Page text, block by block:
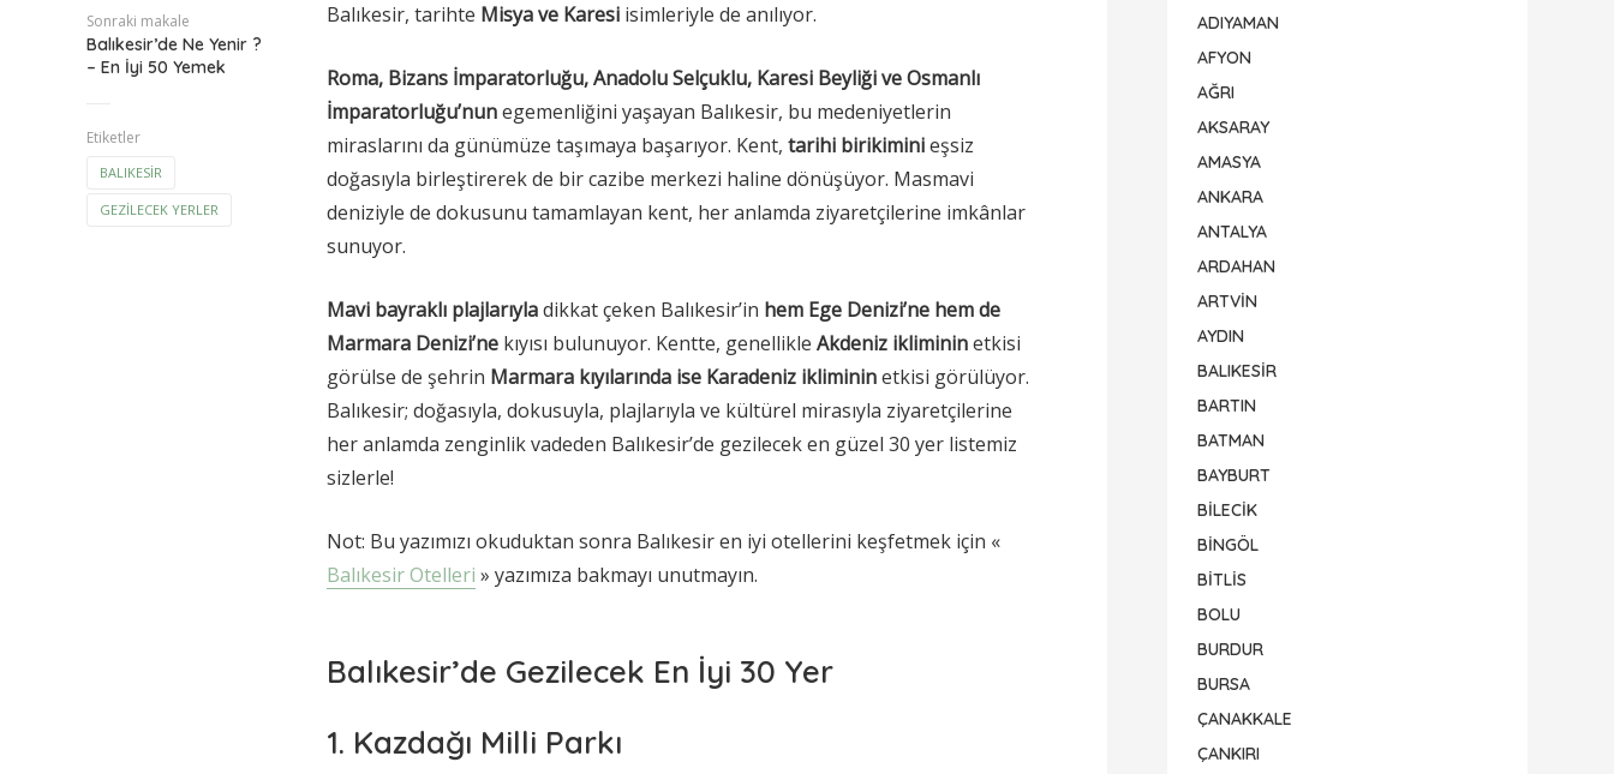
Sonraki makale
Balıkesir’de Ne Yenir ?
– En İyi 50 Yemek
Etiketler
BALIKESIR
GEZILECEK YERLER
Balıkesir, tarihte Misya ve Karesi isimleriyle de anılıyor.
Roma, Bizans İmparatorluğu, Anadolu Selçuklu, Karesi Beyliği ve Osmanlı
İmparatorluğu’nunegemenliğini yaşayan Balıkesir, bu medeniyetlerin
miraslarını da günümüze taşımaya başarıyor. Kent, tarihi birikiminieşsiz
doğasıyla birleştirerek de bir cazibe merkezi haline dönüşüyor. Masmavi
deniziyle de dokusunu tamamlayan kent, her anlamda ziyaretçilerine imkânlar
sunuyor.
Mavi bayraklı plajlarıyladikkat çeken Balıkesir’in hem Ege Denizi’ne hem de
Marmara Denizi’ne kıyısı bulunuyor. Kentte, genellikle Akdeniz iklimininetkisi
görülse de şehrin Marmara kıyılarında ise Karadeniz iklimininetkisi görülüyor.
Balıkesir; doğasıyla, dokusuyla, plajlarıyla ve kültürel mirasıyla ziyaretçilerine
her anlamda zenginlik vadeden Balıkesir’de gezilecek en güzel 30 yer listemiz
sizlerle!
Not: Bu yazımızı okuduktan sonra Balıkesir en iyi otellerini keşfetmek için «
Balıkesir Otelleri » yazımıza bakmayı unutmayın.
Balıkesir’de Gezilecek En İyi 30 Yer
1. Kazdağı Milli Parkı
ADIYAMAN
AFYON
AĞRI
AKSARAY
AMASYA
ANKARA
ANTALYA
ARDAHAN
ARTVİN
AYDIN
BALIKESİR
BARTIN
BATMAN
BAYBURT
BİLECİK
BİNGÖL
BİTLİS
BOLU
BURDUR
BURSA
ÇANAKKALE
ÇANKIRI